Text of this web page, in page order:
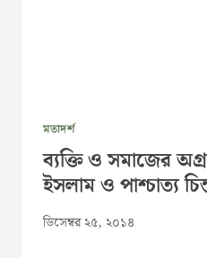
মতাদর্শ
ব্যক্তি ও সমাজের
ইসলাম ও পাশ্চাত্য
ডিসেম্বর ২৫, ২০১৪